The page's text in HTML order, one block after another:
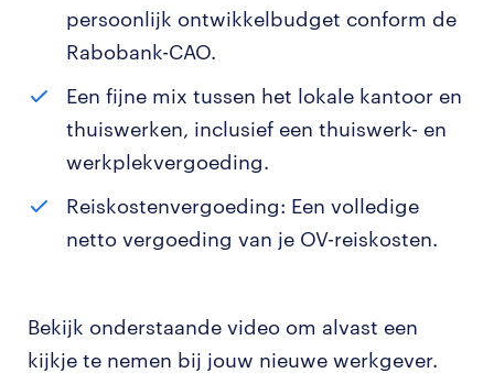
persoonlijk ontwikkelbudget conform de
Rabobank-CAO.
Een fijne mix tussen het lokale kantoor en
thuiswerken, inclusief een thuiswerk- en
werkplekvergoeding.
Reiskostenvergoeding: Een volledige
netto vergoeding van je OV-reiskosten.
Bekijk onderstaande video om alvast een
kijkje te nemen bij jouw nieuwe werkgever.